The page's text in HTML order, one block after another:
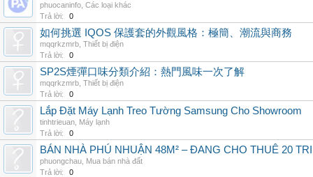
phuocaninfo Các loại khác
Trả lời:
0
如何挑選 IQOS 保護套的外觀風格：極簡、潮流與商務
mqqrkzmrb Thiết bị điện
Trả lời:
0
SP2S煙彈口味分類介紹：熱門風味一次了解
mqqrkzmrb Thiết bị điện
Trả lời:
0
Lắp Đặt Máy Lạnh Treo Tường Samsung Cho Showroom
tinhtrieuan Máy lạnh
Trả lời:
0
BÁN NHÀ PHÚ NHUẬN 48M² – ĐANG CHO THUÊ 20
phuongchau Mua bán nhà đất
Trả lời:
0